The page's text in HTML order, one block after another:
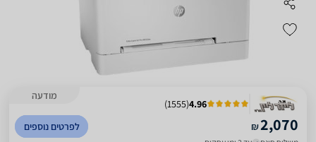
מודעה
4.96
(
1555
)
₪2,070 לפרטים נוספים